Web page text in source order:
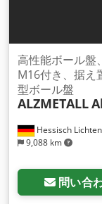
• 深さ停止とシ
リルチャックなど
できます 配送: 在
味 ご注文をお願
時在庫があります
Iqcsx Afvekr 私た
Hessisch
9,088 km
高性能ボール盤
M16付き、据え
型ボール盤
ALZMETALL
問い合